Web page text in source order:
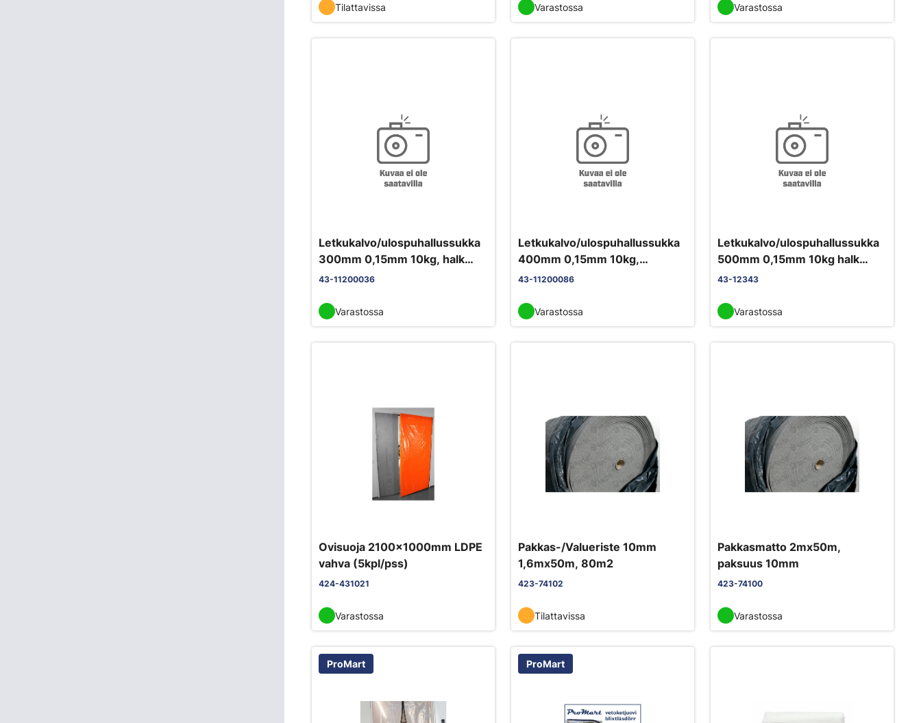
Tilattavissa Varastossa Varastossa
Letkukalvo/ulospuhallussukka
300mm 0,15mm 10kg, halk
190mm
43-11200036
Varastossa
Letkukalvo/ulospuhallussukka
400mm 0,15mm 10kg,
88mhalk 250mm
43-11200086
Varastossa
Letkukalvo/ulospuhallussukka
500mm 0,15mm 10kg halk
320mm, 70m.
43-12343
Varastossa
Ovisuoja 2100x1000mm LDPE
vahva (5kpl/pss)
424-431021
Varastossa
Pakkas-/Valueriste 10mm
1,6mx50m, 80m2
423-74102
Tilattavissa
Pakkasmatto 2mx50m,
paksuus 10mm
423-74100
Varastossa
ProMart ProMart